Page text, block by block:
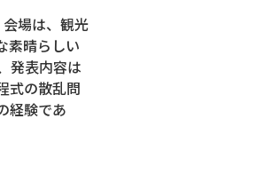
場は、観光
素晴らしい
発表内容は
式の散乱問
経験であ